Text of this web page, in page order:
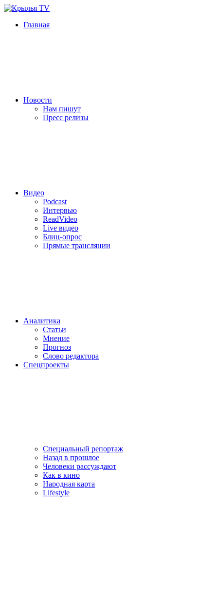
Главная
Новости
Нам пишут
Пресс релизы
Видео
Podcast
Интервью
ReadVideo
Live видео
Блиц-опрос
Прямые трансляции
Аналитика
Статьи
Мнение
Прогноз
Cлово редактора
Спецпроекты
Специальный репортаж
Назад в прошлое
Человеки рассуждают
Как в кино
Народная карта
Lifestyle